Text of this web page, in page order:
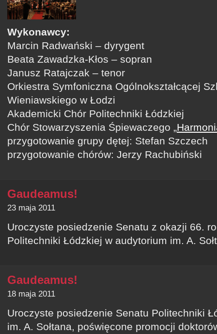
Wykonawcy:
Marcin Radwański – dyrygent
Beata Zawadzka-Kłos – sopran
Janusz Ratajczak – tenor
Orkiestra Symfoniczna Ogólnokształcącej
Wieniawskiego w Łodzi
Akademicki Chór Politechniki Łódzkiej
Chór Stowarzyszenia Śpiewaczego „
przygotowanie grupy dętej: Stefan Szczech
przygotowanie chórów: Jerzy Rachubiński
Gaudeamus!
23 maja 2011
Uroczyste posiedzenie Senatu z okazji 66.
Politechniki Łódzkiej w audytorium im. A.
Gaudeamus!
18 maja 2011
Uroczyste posiedzenie Senatu Politechniki
im. A. Sołtana, poświęcone promocji